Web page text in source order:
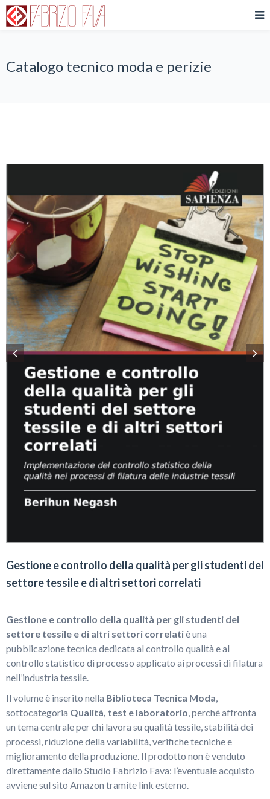
Catalogo tecnico moda e perizie
Gestione e controllo della qualità per gli studenti del
settore tessile e di altri settori correlati
Gestione e controllo della qualità per gli studenti del
settore tessile e di altri settori correlatiè una
pubblicazione tecnica dedicata al controllo qualità e al
controllo statistico di processo applicato ai processi di filatura
nell’industria tessile.
Il volume è inserito nella Biblioteca Tecnica Moda
sottocategoria Qualità, test e laboratorio , perché affronta
un tema centrale per chi lavora su qualità tessile, stabilità dei
processi, riduzione della variabilità, verifiche tecniche e
miglioramento della produzione. Il prodotto non è venduto
direttamente dallo Studio Fabrizio Fava: l’eventuale acquisto
avviene sul sito Amazon tramite link esterno.